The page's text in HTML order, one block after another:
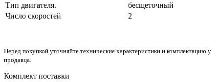
Тип двигателя.
бесщеточный
Число скоростей
2
Перед покупкой уточняйте технические характеристики и комплектацию у
продавца.
Комплект поставки